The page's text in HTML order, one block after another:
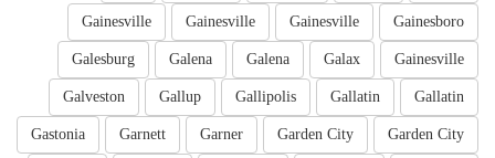
Gainesboro
Gainesville
Gainesville
Gainesville
Gainesville
Galax
Galena
Galena
Galesburg
Gallatin
Gallatin
Gallipolis
Gallup
Galveston
Garden City
Garden City
Garner
Garnett
Gastonia